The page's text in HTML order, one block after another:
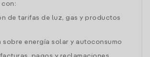
de tarifas de luz, gas y productos
sobre energía solar y autoconsumo